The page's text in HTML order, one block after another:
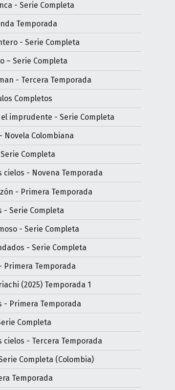
- Serie Completa
Temporada
- Serie Completa
– Serie Completa
- Tercera Temporada
Completos
el imprudente - Serie Completa
Novela Colombiana
Completa
cielos - Novena Temporada
- Primera Temporada
- Serie Completa
- Serie Completa
- Serie Completa
Primera Temporada
(2025) Temporada 1
- Primera Temporada
Completa
cielos - Tercera Temporada
Completa (Colombia)
Temporada